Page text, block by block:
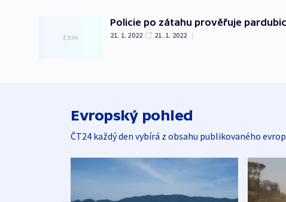
Policie po zátahu prověřuje
21. 1. 2022 21. 1. 2022 |
Evropský pohled
ČT24 každý den vybírá z obsahu publikovaného